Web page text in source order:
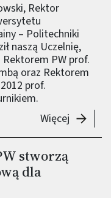
Rektor
– Politechniki
naszą Uczelnię,
PW prof.
oraz Rektorem
prof.
Więcej
stworzą
dla